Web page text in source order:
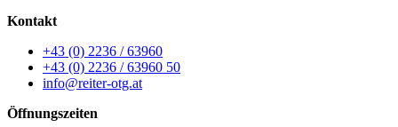
Kontakt
+43 (0) 2236 / 63960
+43 (0) 2236 / 63960 50
info@reiter-otg.at
Öffnungszeiten